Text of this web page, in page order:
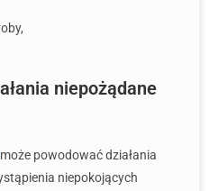
niepożądane
może powodować działania
niepokojących